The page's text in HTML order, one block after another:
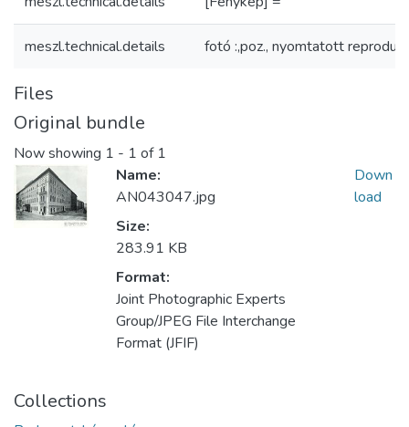
meszl.technical.details fotó :,poz., nyomtatott
Files
Original bundle
Now showing 1 - 1 of 1
Name:
AN043047.jpg
Size:
283.91 KB
Format:
Joint Photographic Experts
Group/JPEG File Interchange
Format (JFIF)
Down
load
Collections